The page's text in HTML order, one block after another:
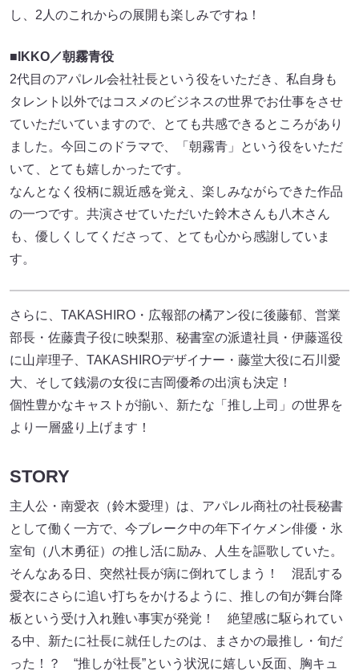
し、2⼈のこれからの展開も楽しみですね！
■IKKO／朝霧⻘役
2代⽬のアパレル会社社⻑という役をいただき、私⾃⾝も
タレント以外ではコスメのビジネスの世界でお仕事をさせ
ていただいていますので、とても共感できるところがあり
ました。今回このドラマで、「朝霧⻘」という役をいただ
いて、とても嬉しかったです。
なんとなく役柄に親近感を覚え、楽しみながらできた作品
の⼀つです。共演させていただいた鈴⽊さんも⼋⽊さん
も、優しくしてくださって、とても⼼から感謝していま
す。
さらに、TAKASHIRO・広報部の橘アン役に後藤郁、営業
部⻑・佐藤貴⼦役に映梨那、秘書室の派遣社員・伊藤遥役
に⼭岸理⼦、TAKASHIROデザイナー・藤堂⼤役に⽯川愛
⼤、そして銭湯の⼥役に吉岡優希の出演も決定！
個性豊かなキャストが揃い、新たな「推し上司」の世界を
より⼀層盛り上げます！
STORY
主⼈公・南愛⾐（鈴⽊愛理）は、アパレル商社の社⻑秘書
として働く⼀⽅で、今ブレーク中の年下イケメン俳優・氷
室旬（⼋⽊勇征）の推し活に励み、⼈⽣を謳歌していた。
そんなある⽇、突然社⻑が病に倒れてしまう！ 混乱する
愛⾐にさらに追い打ちをかけるように、推しの旬が舞台降
板という受け⼊れ難い事実が発覚！ 絶望感に駆られてい
る中、新たに社⻑に就任したのは、まさかの最推し・旬だ
った！？ “推しが社⻑”という状況に嬉しい反⾯、胸キュ